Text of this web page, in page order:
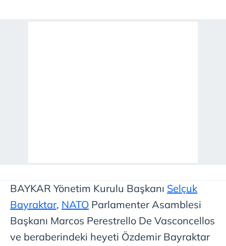
BAYKAR Yönetim Kurulu Başkanı Selçuk
Bayraktar, NATO Parlamenter Asamblesi
Başkanı Marcos Perestrello De Vasconcellos
ve beraberindeki heyeti Özdemir Bayraktar